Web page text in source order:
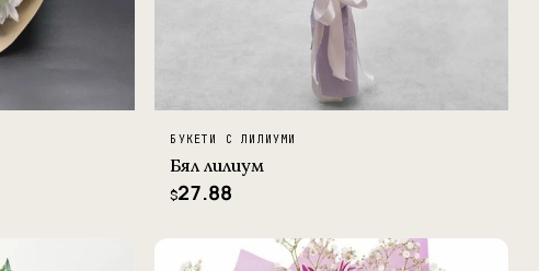
БУКЕТИ С ЛИЛИУМИ
Бял лилиум
$27.88